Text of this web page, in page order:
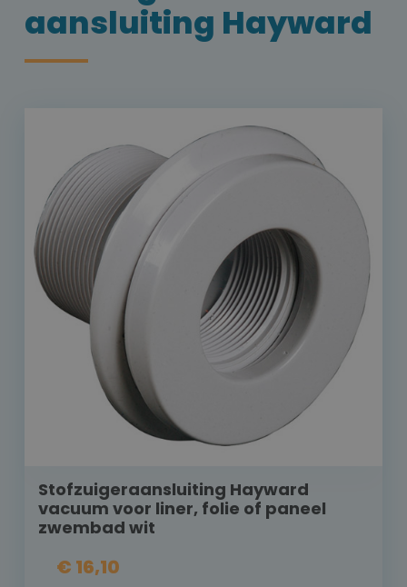
aansluiting Hayward
Stofzuigeraansluiting Hayward
vacuum voor liner, folie of paneel
zwembad wit
€ 16,10